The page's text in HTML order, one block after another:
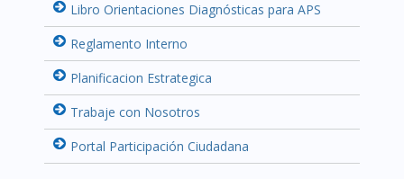
Libro Orientaciones Diagnósticas para APS
Reglamento Interno
Planificacion Estrategica
Trabaje con Nosotros
Portal Participación Ciudadana